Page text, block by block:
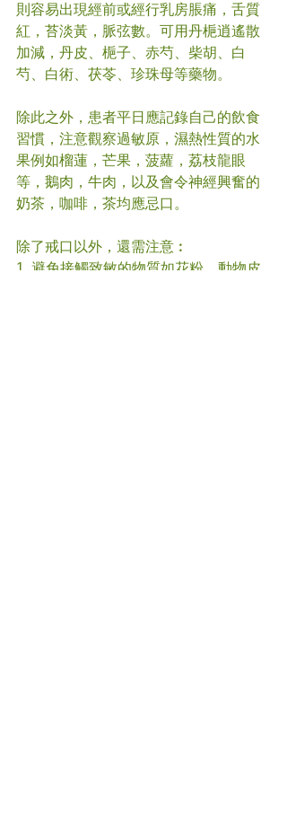
則容易出現經前或經行乳房脹痛，舌質
紅，苔淡黃，脈弦數。可用丹梔逍遙散
加減，丹皮、梔子、赤芍、柴胡、白
芍、白術、茯苓、珍珠母等藥物。
除此之外，患者平日應記錄自己的飲食
習慣，注意觀察過敏原，濕熱性質的水
果例如榴蓮，芒果，菠蘿，荔枝龍眼
等，鵝肉，牛肉，以及會令神經興奮的
奶茶，咖啡，茶均應忌口。
除了戒口以外，還需注意︰
1. 避免接觸致敏的物質如花粉、動物皮